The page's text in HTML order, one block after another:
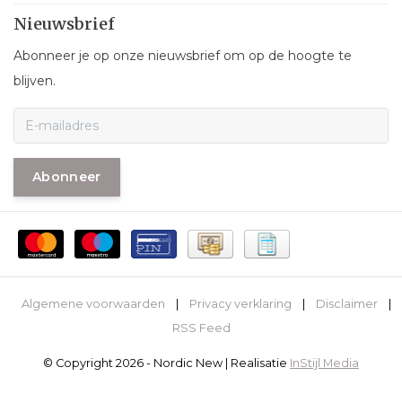
Nieuwsbrief
Abonneer je op onze nieuwsbrief om op de hoogte te
blijven.
Abonneer
Algemene voorwaarden Privacy verklaring Disclaimer
RSS Feed
© Copyright 2026 - Nordic New | Realisatie InStijl Media